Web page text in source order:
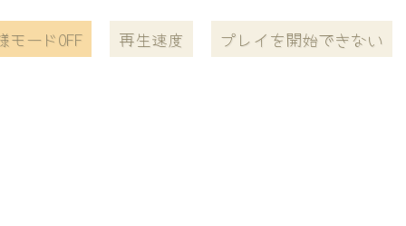
モードOFF 再生速度 プレイを開始できない